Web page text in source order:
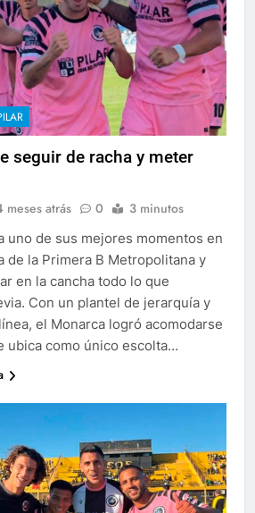
seguir de racha y meter
meses atrás 0 3 minutos
uno de sus mejores momentos en
de la Primera B Metropolitana y
en la cancha todo lo que
Con un plantel de jerarquía y
el Monarca logró acomodarse
ubica como único escolta…